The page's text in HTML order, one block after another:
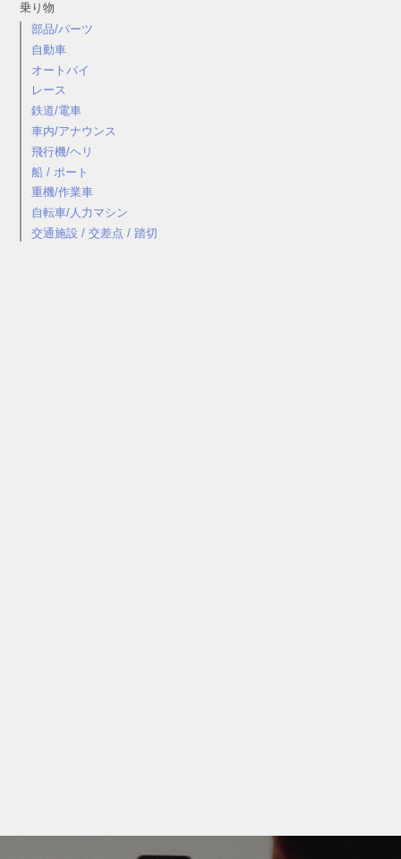
乗り物
部品/パーツ
自動車
オートバイ
レース
鉄道/電車
車内/アナウンス
飛行機/ヘリ
船 / ボート
重機/作業車
自転車/人力マシン
交通施設 / 交差点 / 踏切